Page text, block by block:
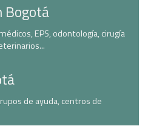
Bogotá
EPS, odontología, cirugía
de ayuda, centros de